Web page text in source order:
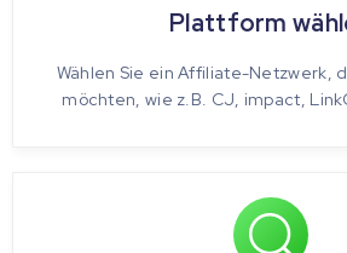
Plattform
Wählen Sie ein Affiliate-Netzwerk,
möchten, wie z.B. CJ, impact,